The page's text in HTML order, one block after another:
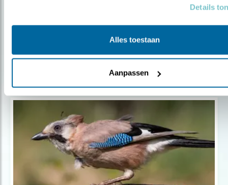
Details
Alles toestaan
Aanpassen
Populair